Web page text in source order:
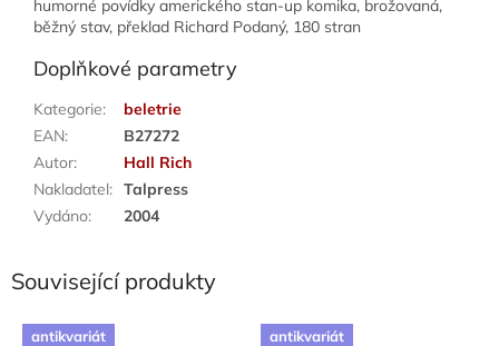
humorné povídky amerického stan-up komika, brožovaná,
běžný stav, překlad Richard Podaný, 180 stran
Doplňkové parametry
Kategorie:
beletrie
EAN:
B27272
Autor:
Hall Rich
Nakladatel: Talpress
Vydáno: 2004
Související produkty
antikvariát antikvariát